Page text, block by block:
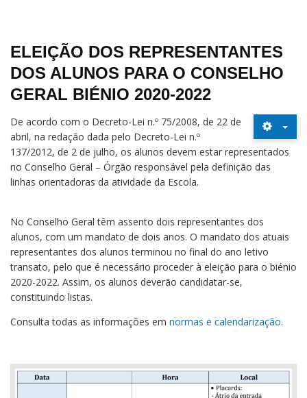
ELEIÇÃO DOS REPRESENTANTES
DOS ALUNOS PARA O CONSELHO
GERAL BIÉNIO 2020-2022
De acordo com o Decreto-Lei n.º 75/2008, de 22 de
abril, na redação dada pelo Decreto-Lei n.º
137/2012, de 2 de julho, os alunos devem estar representados
no Conselho Geral – Órgão responsável pela definição das
linhas orientadoras da atividade da Escola.
No Conselho Geral têm assento dois representantes dos
alunos, com um mandato de dois anos. O mandato dos atuais
representantes dos alunos terminou no final do ano letivo
transato, pelo que é necessário proceder à eleição para o biénio
2020-2022. Assim, os alunos deverão candidatar-se,
constituindo listas.
Consulta todas as informações em normas e calendarização.